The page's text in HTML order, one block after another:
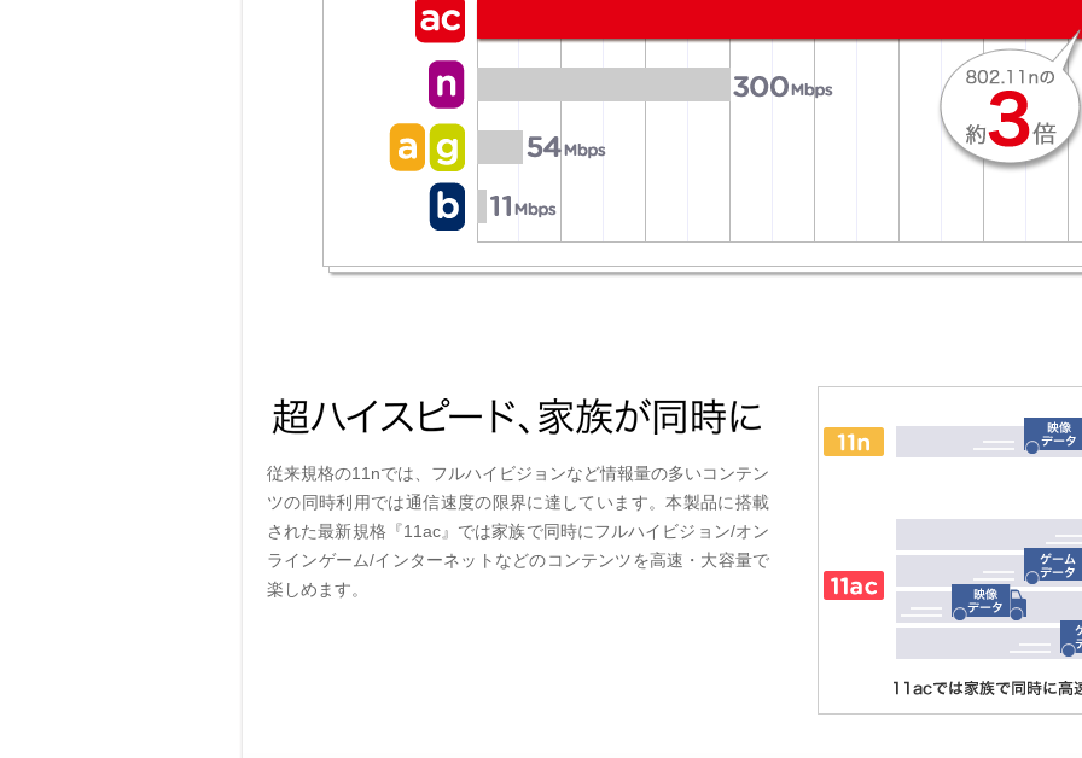
従来規格の11nでは、フルハイビジョンなど情報量の多いコンテン
ツの同時利用では通信速度の限界に達しています。本製品に搭載
された最新規格『11ac』では家族で同時にフルハイビジョン/オン
ラインゲーム/インターネットなどのコンテンツを高速・大容量で
楽しめます。